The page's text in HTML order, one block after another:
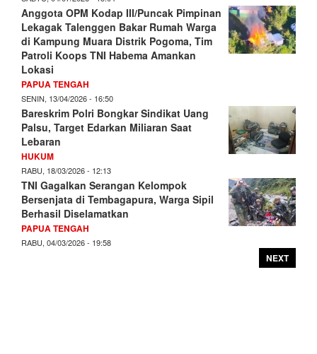
Anggota OPM Kodap III/Puncak Pimpinan
Lekagak Talenggen Bakar Rumah Warga
di Kampung Muara Distrik Pogoma, Tim
Patroli Koops TNI Habema Amankan
Lokasi
PAPUA TENGAH
SENIN, 13/04/2026 - 16:50
Bareskrim Polri Bongkar Sindikat Uang
Palsu, Target Edarkan Miliaran Saat
Lebaran
HUKUM
RABU, 18/03/2026 - 12:13
TNI Gagalkan Serangan Kelompok
Bersenjata di Tembagapura, Warga Sipil
Berhasil Diselamatkan
PAPUA TENGAH
RABU, 04/03/2026 - 19:58
NEXT